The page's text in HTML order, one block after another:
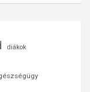
diákok